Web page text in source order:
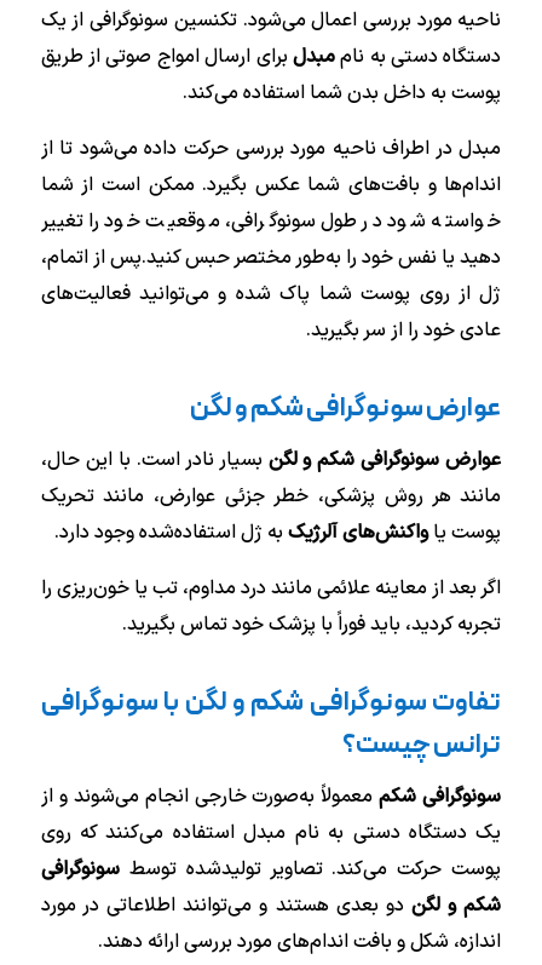
ناحیه مورد بررسی اعمال می‌شود. تکنسین سونوگرافی از یک
دستگاه دستی به ناممبدل برای ارسال امواج صوتی از طریق
پوست به داخل بدن شما استفاده می‌کند.
مبدل در اطراف ناحیه مورد بررسی حرکت داده می‌شود تا از
اندام‌ها و بافت‌های شما عکس بگیرد. ممکن است از شما
خواسته شود در طول سونوگرافی، موقعیت خود را تغییر
دهید یا نفس خود را به‌طور مختصر حبس کنید.پس از اتمام،
ژل از روی پوست شما پاک شده و می‌توانید فعالیت‌های
عادی خود را از سر بگیرید.
عوارض سونوگرافی شکم و لگن
عوارض سونوگرافی شکم و لگن بسیار نادر است. با این حال،
مانند هر روش پزشکی، خطر جزئی عوارض، مانند تحریک
پوست یاواکنش‌های آلرژیکبه ژل استفاده‌شده وجود دارد.
اگر بعد از معاینه علائمی مانند درد مداوم، تب یا خون‌ریزی را
تجربه کردید، باید فوراً با پزشک خود تماس بگیرید.
تفاوت سونوگرافی شکم و لگن با سونوگرافی
ترانس چیست؟
سونوگرافی شکممعمولاً به‌صورت خارجی انجام می‌شوند و از
یک دستگاه دستی به نام مبدل استفاده می‌کنند که روی
پوست حرکت می‌کند. تصاویر تولید‌شده توسطسونوگرافی
شکم و لگن دو بعدی هستند و می‌توانند اطلاعاتی در مورد
اندازه، شکل و بافت اندام‌های مورد بررسی ارائه دهند.